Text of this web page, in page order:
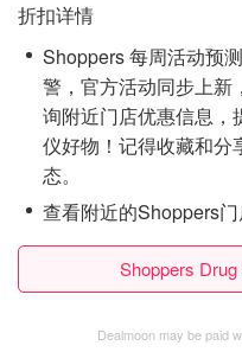
折扣详情
Shoppers 每周活动预
警，官方活动同步上新
询附近门店优惠信息，
仪好物！ 记得收藏和分
态。
查看附近的Shoppers门
Shoppers
Dealmoon may be paid